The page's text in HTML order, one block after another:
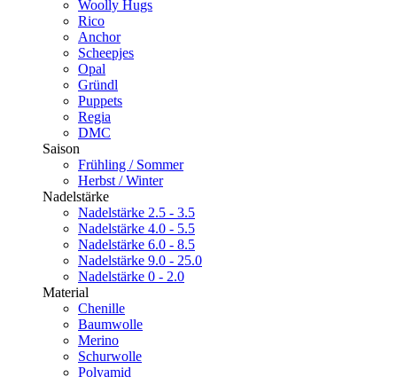
Woolly Hugs
Rico
Anchor
Scheepjes
Opal
Gründl
Puppets
Regia
DMC
Saison
Frühling / Sommer
Herbst / Winter
Nadelstärke
Nadelstärke 2.5 - 3.5
Nadelstärke 4.0 - 5.5
Nadelstärke 6.0 - 8.5
Nadelstärke 9.0 - 25.0
Nadelstärke 0 - 2.0
Material
Chenille
Baumwolle
Merino
Schurwolle
Polyamid